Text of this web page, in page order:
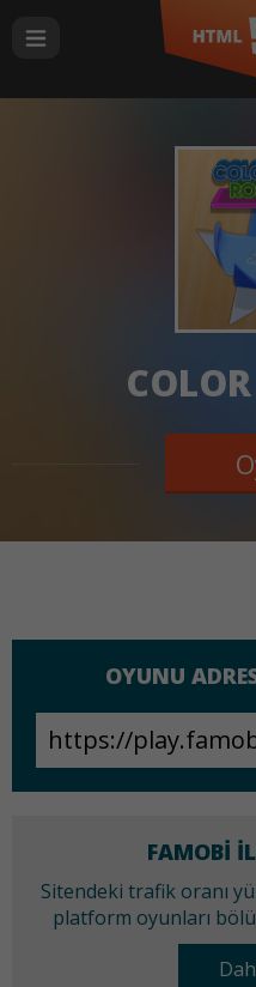
OYUNU
FAMOBI
Sitendeki trafik oranı
platform oyunları